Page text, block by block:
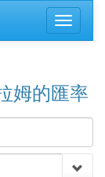
姆的匯率